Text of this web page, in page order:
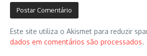
Este site utiliza o Akismet para reduzir
dados em comentários são processados.